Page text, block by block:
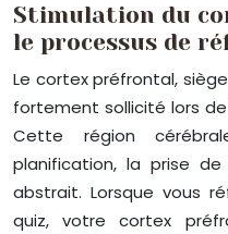
Stimulation du
le processus de
Le cortex préfrontal,
fortement sollicité lors
Cette région
planification, la prise
abstrait. Lorsque vous
quiz, votre cortex